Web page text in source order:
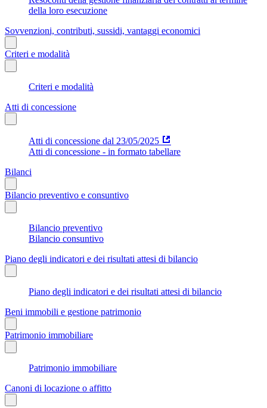
della loro esecuzione
Sovvenzioni, contributi, sussidi, vantaggi economici
Criteri e modalità
Criteri e modalità
Atti di concessione
Atti di concessione dal 23/05/2025
Atti di concessione - in formato tabellare
Bilanci
Bilancio preventivo e consuntivo
Bilancio preventivo
Bilancio consuntivo
Piano degli indicatori e dei risultati attesi di bilancio
Piano degli indicatori e dei risultati attesi di bilancio
Beni immobili e gestione patrimonio
Patrimonio immobiliare
Patrimonio immobiliare
Canoni di locazione o affitto